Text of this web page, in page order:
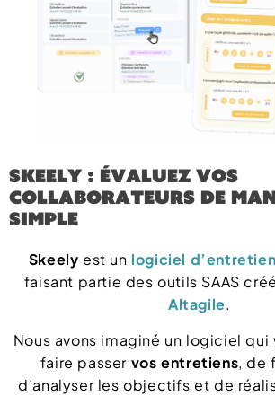
Skeely : Évaluez vos
collaborateurs de
simple
Skeely est un logiciel
faisant partie des outils SAAS
Altagile.
Nous avons imaginé un logiciel
faire passer vos entretiens, de
d’analyser les objectifs et de